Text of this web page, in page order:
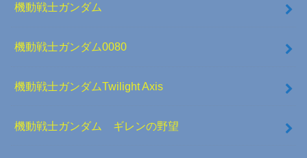
機動戦士ガンダム
機動戦士ガンダム0080
機動戦士ガンダムTwilight Axis
機動戦士ガンダム ギレンの野望